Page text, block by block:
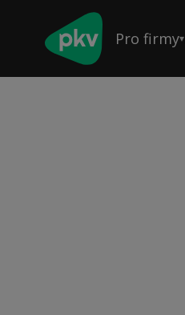
Pro firmy▾